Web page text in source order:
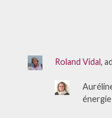
Roland Vidal,
énergie